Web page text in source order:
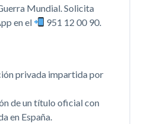
Mundial. Solicita
en el
951 12 00 90.
privada impartida por
de un título oficial con
en España.